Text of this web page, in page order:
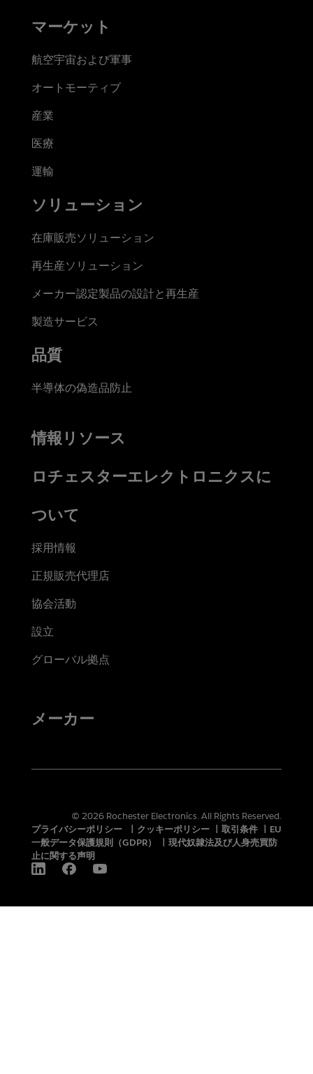
マーケット
航空宇宙および軍事
オートモーティブ
産業
医療
運輸
ソリューション
在庫販売ソリューション
再生産ソリューション
メーカー認定製品の設計と再生産
製造サービス
品質
半導体の偽造品防止
情報リソース
ロチェスターエレクトロニクスに
ついて
採用情報
正規販売代理店
協会活動
設立
グローバル拠点
メーカー
© 2026 Rochester Electronics. All Rights Reserved.
プライバシーポリシー
クッキーポリシー 取引条件
EU
一般データ保護規則（GDPR）
現代奴隷法及び人身売買防
止に関する声明